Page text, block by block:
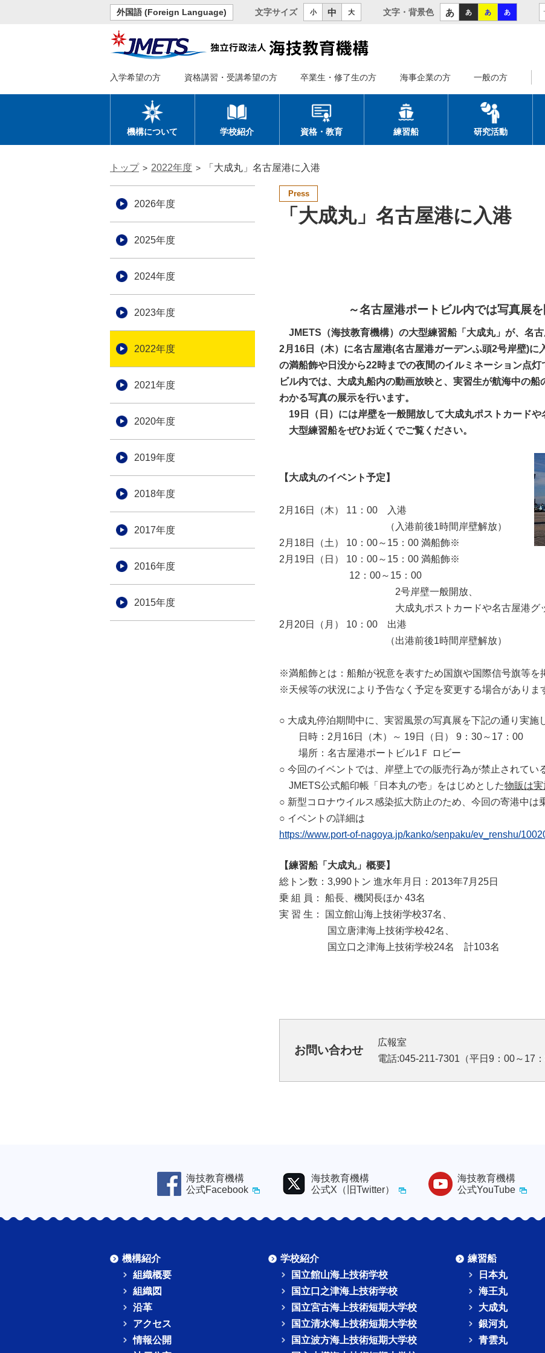
外国語 (Foreign Language) 文字サイズ 小 中 大 文字・背景色 あ あ あ あ
入学希望の方 資格講習・受講希望の方 卒業生・修了生の方 海事企業の方 一般の方
機構について 学校紹介 資格・教育 練習船 研究活動
トップ 2022年度 「大成丸」名古屋港に入港
2026年度
2025年度
2024年度
2023年度
2022年度
2021年度
2020年度
2019年度
2018年度
2017年度
2016年度
2015年度
Press
「大成丸」名古屋港に入港
～名古屋港ポートビル内では写真展を
JMETS（海技教育機構）の大型練習船「大成丸」が、名古
2月16日（木）に名古屋港(名古屋港ガーデンふ頭2号岸壁)に
の満船飾や日没から22時までの夜間のイルミネーション点
ビル内では、大成丸船内の動画放映と、実習生が航海中の
わかる写真の展示を行います。
19日（日）には岸壁を一般開放して大成丸ポストカードや
大型練習船をぜひお近くでご覧ください。
【大成丸のイベント予定】
2月16日（木） 11：00 入港
（入港前後1時間岸壁解放）
2月18日（土） 10：00～15：00 満船飾※
2月19日（日） 10：00～15：00 満船飾※
12：00～15：00
2号岸壁一般開放、
大成丸ポストカードや名古屋港グッ
2月20日（月） 10：00 出港
（出港前後1時間岸壁解放）
※満船飾とは：船舶が祝意を表すため国旗や国際信号旗等を
※天候等の状況により予告なく予定を変更する場合がありま
○ 大成丸停泊期間中に、実習風景の写真展を下記の通り実施
日時：2月16日（木）～ 19日（日） 9：30～17：00
場所：名古屋港ポートビル1Ｆ ロビー
○ 今回のイベントでは、岸壁上での販売行為が禁止されてい
JMETS公式船印帳「日本丸の壱」をはじめとした物販は実
○ 新型コロナウイルス感染拡大防止のため、今回の寄港中は
○ イベントの詳細は
https://www.port-of-nagoya.jp/kanko/senpaku/ev_renshu/
【練習船「大成丸」概要】
総トン数：3,990トン 進水年月日：2013年7月25日
乗 組 員： 船長、機関長ほか 43名
実 習 生： 国立館山海上技術学校37名、
国立唐津海上技術学校42名、
国立口之津海上技術学校24名 計103名
お問い合わせ
広報室
電話:045-211-7301（平日9：00～17
海技教育機構
公式Facebook
海技教育機構
公式X（旧Twitter）
海技教育機構
公式YouTube
機構紹介
組織概要
組織図
沿革
アクセス
情報公開
学校紹介
国立館山海上技術学校
国立口之津海上技術学校
国立宮古海上技術短期大学校
国立清水海上技術短期大学校
国立波方海上技術短期大学校
練習船
日本丸
海王丸
大成丸
銀河丸
青雲丸